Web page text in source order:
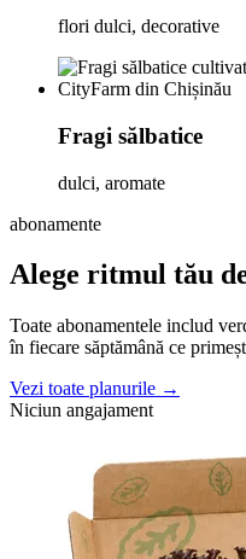
flori dulci, decorative
Fragi sălbatice
dulci, aromate
abonamente
Alege ritmul tău
Toate abonamentele includ
în fiecare săptămână ce
Vezi toate planurile →
Niciun angajament